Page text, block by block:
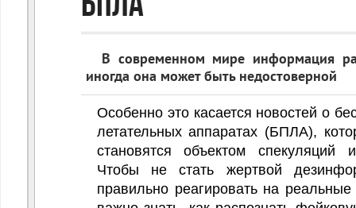
В современном мире информация
иногда она может быть недостоверной
Особенно это касается новостей о
летательных аппаратах (БПЛА),
становятся объектом спекуляций
Чтобы не стать жертвой
правильно реагировать на реальные